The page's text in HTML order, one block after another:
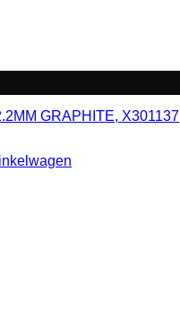
GRAPHITE, X301137